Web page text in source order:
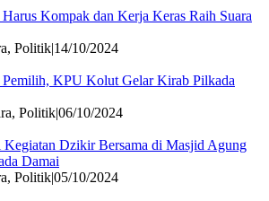
Kompak dan Kerja Keras Raih Suara
Politik|14/10/2024
Pemilih, KPU Kolut Gelar Kirab Pilkada
Politik|06/10/2024
Dzikir Bersama di Masjid Agung
Damai
Politik|05/10/2024